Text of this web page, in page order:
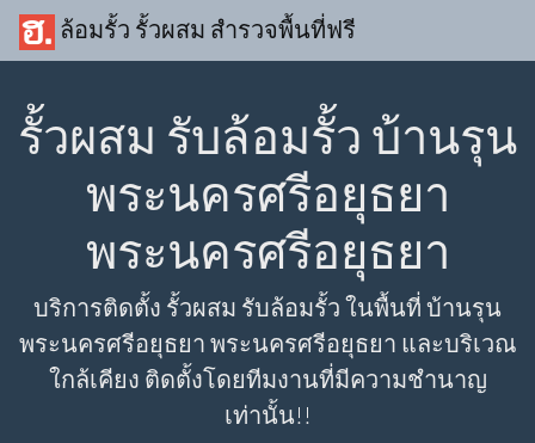
ล้อมรั้ว รั้วผสม สำรวจพื้นที่ฟรี
รั้วผสม รับล้อมรั้ว บ้านรุน
พระนครศรีอยุธยา
พระนครศรีอยุธยา
บริการติดตั้ง รั้วผสม รับล้อมรั้ว ในพื้นที่ บ้านรุน
พระนครศรีอยุธยา พระนครศรีอยุธยา และบริเวณ
ใกล้เคียง ติดตั้งโดยทีมงานที่มีความชำนาญ
เท่านั้น!!